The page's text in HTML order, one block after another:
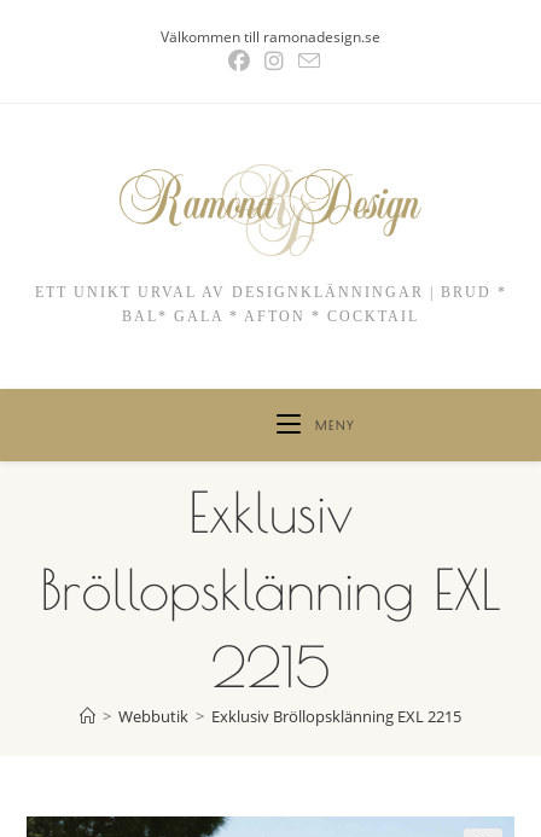
Välkommen till ramonadesign.se
ETT UNIKT URVAL AV DESIGNKLÄNNINGAR | BRUD *
BAL* GALA * AFTON * COCKTAIL
MENY
Exklusiv
Bröllopsklänning EXL
2215
> Webbutik > Exklusiv Bröllopsklänning EXL 2215